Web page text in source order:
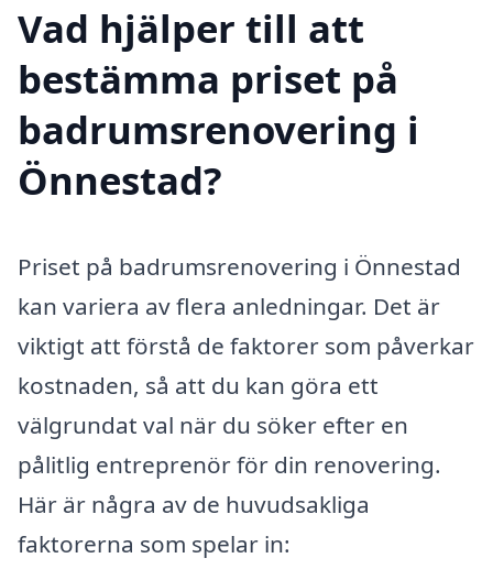
Vad hjälper till att
bestämma priset på
badrumsrenovering i
Önnestad?
Priset på badrumsrenovering i Önnestad
kan variera av flera anledningar. Det är
viktigt att förstå de faktorer som påverkar
kostnaden, så att du kan göra ett
välgrundat val när du söker efter en
pålitlig entreprenör för din renovering.
Här är några av de huvudsakliga
faktorerna som spelar in: